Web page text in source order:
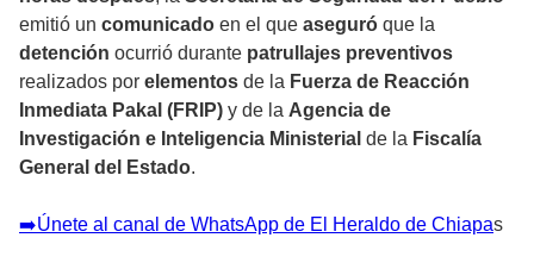
emitió un comunicado en el que aseguró que la
detención ocurrió durante patrullajes preventivos
realizados por elementos de la Fuerza de Reacción
Inmediata Pakal (FRIP) y de la Agencia de
Investigación e Inteligencia Ministerial de la Fiscalía
General del Estado.
➡️Únete al canal de WhatsApp de El Heraldo de Chiapas